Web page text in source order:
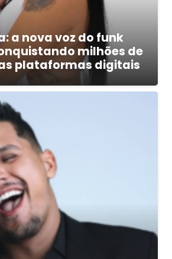
a nova voz do funk
milhões de
plataformas digitais